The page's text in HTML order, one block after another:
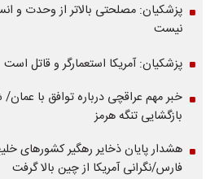
پزشکیان: مصلحتی بالاتر از وحدت و
نیست
پزشکیان: آمریکا استعمارگر و قاتل است
خبر مهم عراقچی درباره توافق با
بازگشایی تنگه هرمز
هشدار پایان ذخایر رهگیر کشورهای
فارس/نگرانی آمریکا از چین بالا گرفت